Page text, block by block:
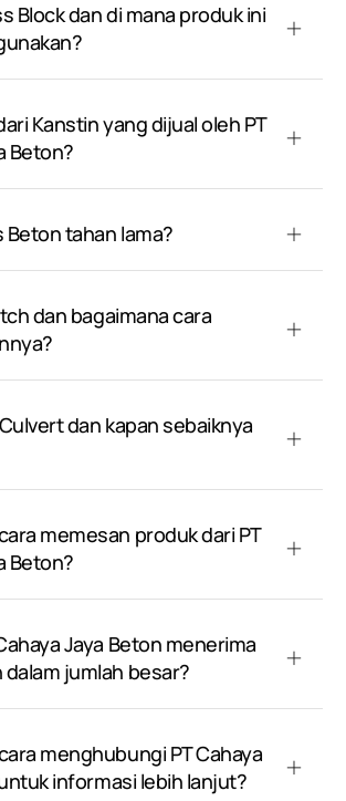
Block dan di mana produk ini
Kanstin yang dijual oleh PT
Beton?
Beton tahan lama?
dan bagaimana cara
dan kapan sebaiknya
memesan produk dari PT
Beton?
Jaya Beton menerima
jumlah besar?
menghubungi PT Cahaya
informasi lebih lanjut?